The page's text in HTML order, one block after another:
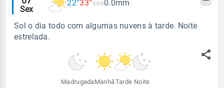
meteorológicos
Sex
22°33° 0.0mm
Sol o dia todo com algumas nuvens à tarde. Noite
estrelada.
Madrugada Manhã Tarde Noite